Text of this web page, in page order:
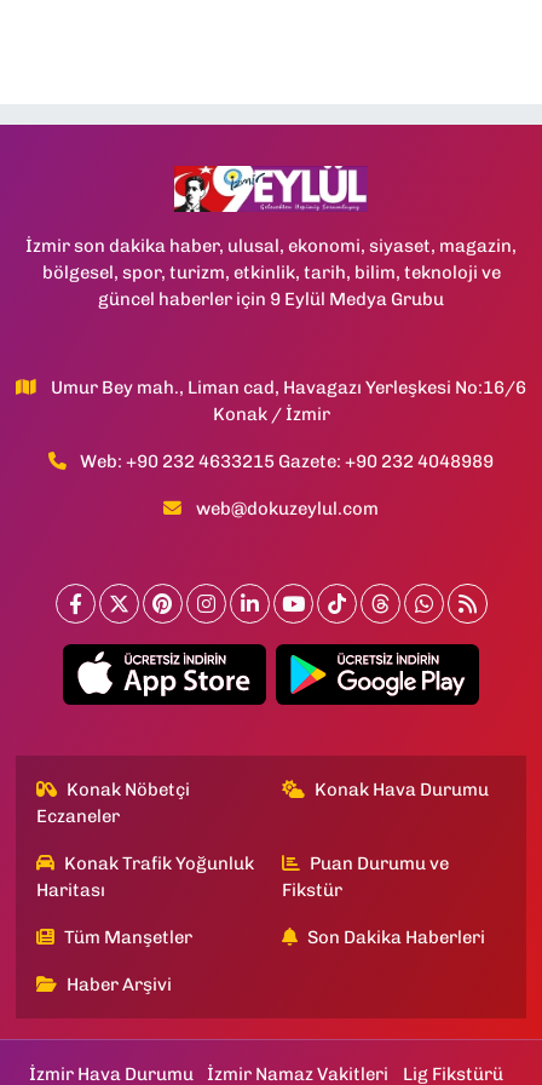
İzmir son dakika haber, ulusal, ekonomi, siyaset, magazin,
bölgesel, spor, turizm, etkinlik, tarih, bilim, teknoloji ve
güncel haberler için 9 Eylül Medya Grubu
Umur Bey mah., Liman cad, Havagazı Yerleşkesi No:16/6
Konak / İzmir
Web: +90 232 4633215 Gazete: +90 232 4048989
web@dokuzeylul.com
Konak Nöbetçi
Eczaneler
Konak Hava Durumu
Konak Trafik Yoğunluk
Haritası
Puan Durumu ve
Fikstür
Tüm Manşetler Son Dakika Haberleri
Haber Arşivi
İzmir Hava Durumu İzmir Namaz Vakitleri Lig Fikstürü